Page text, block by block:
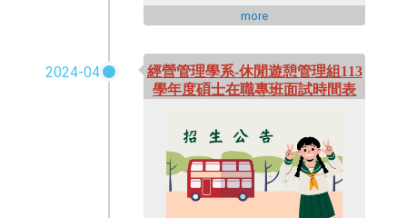
more
2024-04
經營管理學系-休閒遊憩管理組113
學年度碩士在職專班面試時間表